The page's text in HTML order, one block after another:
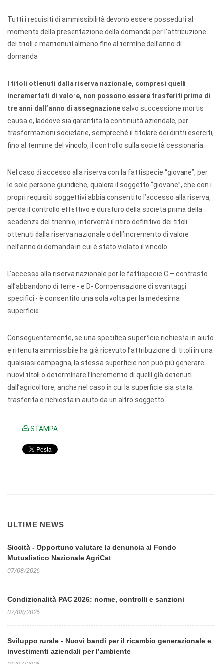
Tutti i requisiti di ammissibilità devono essere posseduti al
momento della presentazione della domanda per l’attribuzione
dei titoli e mantenuti almeno fino al termine dell’anno di
domanda.
I titoli ottenuti dalla riserva nazionale, compresi quelli
incrementati di valore, non possono essere trasferiti prima di
tre anni dall’anno di assegnazionesalvo successione mortis
causa e, laddove sia garantita la continuità aziendale, per
trasformazioni societarie, sempreché il titolare dei diritti eserciti,
fino al termine del vincolo, il controllo sulla società cessionaria.
Nel caso di accesso alla riserva con la fattispecie “giovane”, per
le sole persone giuridiche, qualora il soggetto “giovane”, che con i
propri requisiti soggettivi abbia consentito l’accesso alla riserva,
perda il controllo effettivo e duraturo della società prima della
scadenza del triennio, interverrà il ritiro definitivo dei titoli
ottenuti dalla riserva nazionale o dell’incremento di valore
nell’anno di domanda in cui è stato violato il vincolo.
L'accesso alla riserva nazionale per le fattispecie C – contrasto
all’abbandono di terre - e D- Compensazione di svantaggi
specifici - è consentito una sola volta per la medesima
superficie.
Conseguentemente, se una specifica superficie richiesta in aiuto
e ritenuta ammissibile ha già ricevuto l’attribuzione di titoli in una
qualsiasi campagna, la stessa superficie non può più generare
nuovi titoli o determinare l’incremento di quelli già detenuti
dall’agricoltore, anche nel caso in cui la superficie sia stata
trasferita e richiesta in aiuto da un altro soggetto.
STAMPA
ULTIME NEWS
Siccità - Opportuno valutare la denuncia al Fondo
Mutualistico Nazionale AgriCat
07/08/2026
Condizionalità PAC 2026: norme, controlli e sanzioni
07/08/2026
Sviluppo rurale - Nuovi bandi per il ricambio generazionale e
investimenti aziendali per l’ambiente